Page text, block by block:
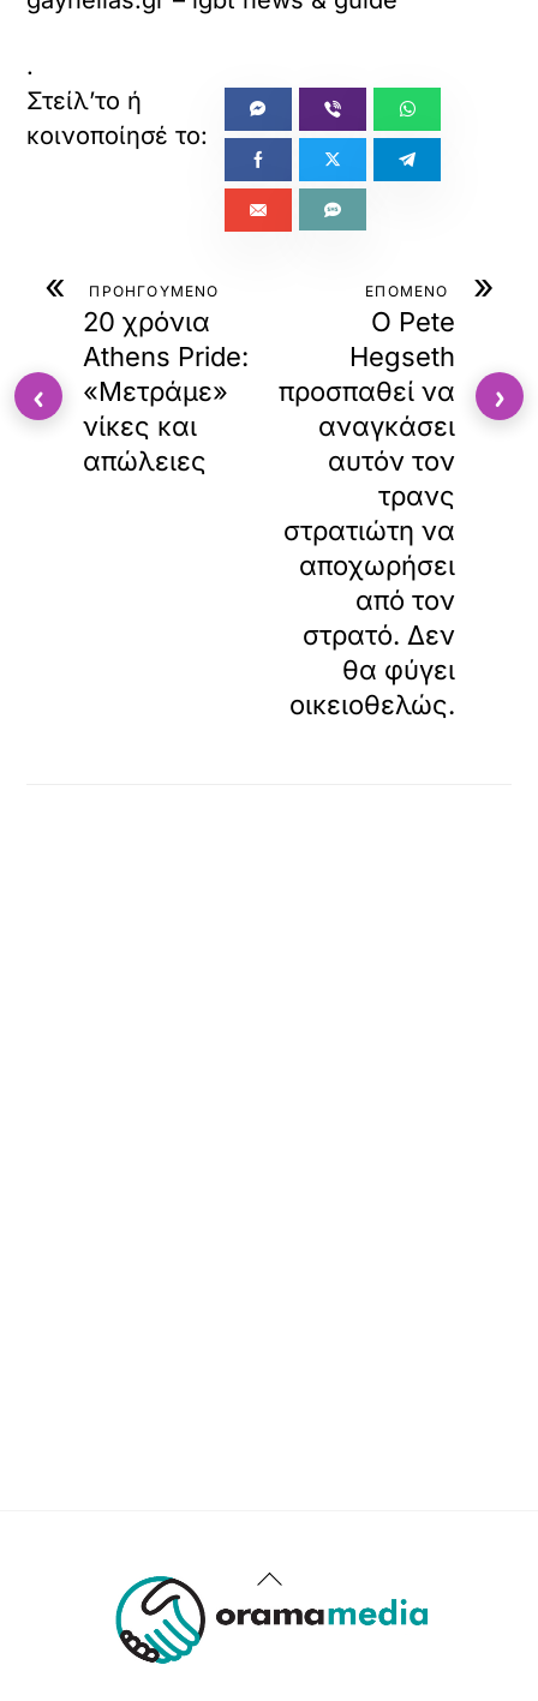
.
« ΠΡΟΗΓΟΥΜΕΝΟ
20 χρόνια
Αthens Pride:
«Μετράμε»
νίκες και
απώλειες
»
ΕΠΟΜΕΝΟ
Ο Pete
Hegseth
προσπαθεί να
αναγκάσει
αυτόν τον
τρανς
στρατιώτη να
αποχωρήσει
από τον
στρατό. Δεν
θα φύγει
οικειοθελώς.
Back
To
‹ ›